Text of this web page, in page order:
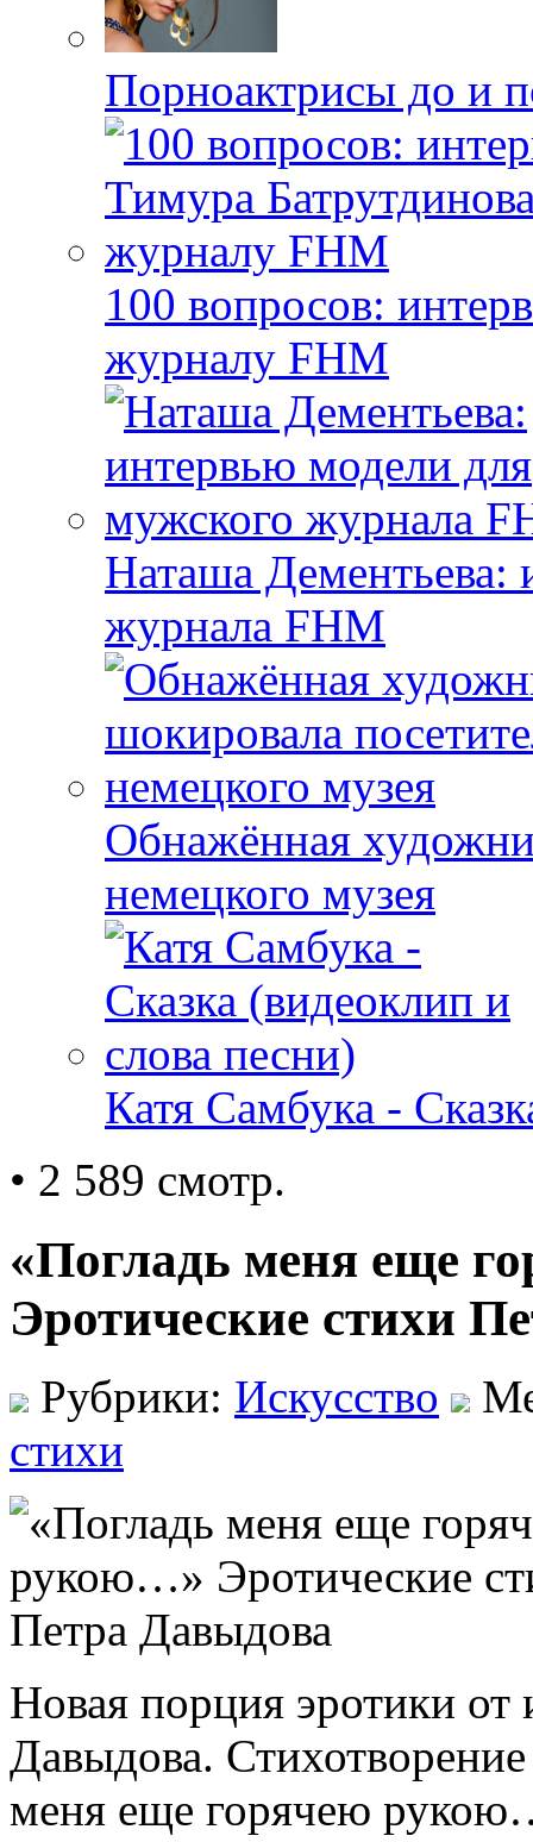
Порноактрисы до и
100 вопросов:
журналу FHM
Наташа Дементьева:
журнала FHM
Обнажённая
немецкого музея
Катя Самбука -
• 2 589 смотр.
«Погладь меня еще
Эротические стихи
Рубрики: Искусство
стихи
Новая порция эротики от
Давыдова.
меня еще горячею